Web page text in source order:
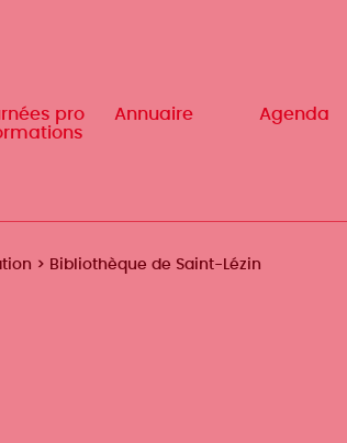
pro
Annuaire Agenda
pro
Annuaire Agenda
Bibliothèque de Saint-Lézin